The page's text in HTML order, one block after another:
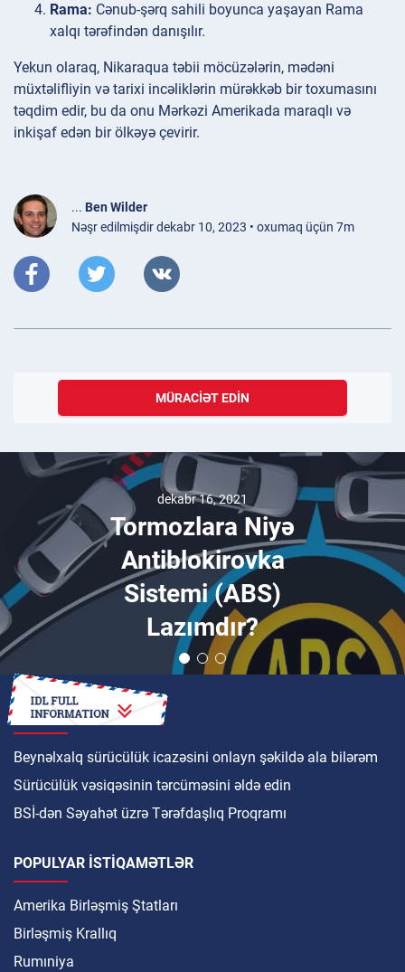
Rama: Cənub-şərq sahili boyunca yaşayan Rama
xalqı tərəfindən danışılır.
Yekun olaraq, Nikaraqua təbii möcüzələrin, mədəni
müxtəlifliyin və tarixi incəliklərin mürəkkəb bir toxumasını
təqdim edir, bu da onu Mərkəzi Amerikada maraqlı və
inkişaf edən bir ölkəyə çevirir.
... Ben Wilder
Nəşr edilmişdir dekabr 10, 2023 • oxumaq üçün 7m
MÜRACIƏT EDIN
dekabr 16, 2021
Tormozlara Niyə
Antiblokirovka
Sistemi (ABS)
Lazımdır?
NECƏ
Beynəlxalq sürücülük icazəsini onlayn şəkildə ala bilərəm
Sürücülük vəsiqəsinin tərcüməsini əldə edin
BSİ-dən Səyahət üzrə Tərəfdaşlıq Proqramı
POPULYAR ISTIQAMƏTLƏR
Amerika Birləşmiş Ştatları
Birləşmiş Krallıq
Rumıniya